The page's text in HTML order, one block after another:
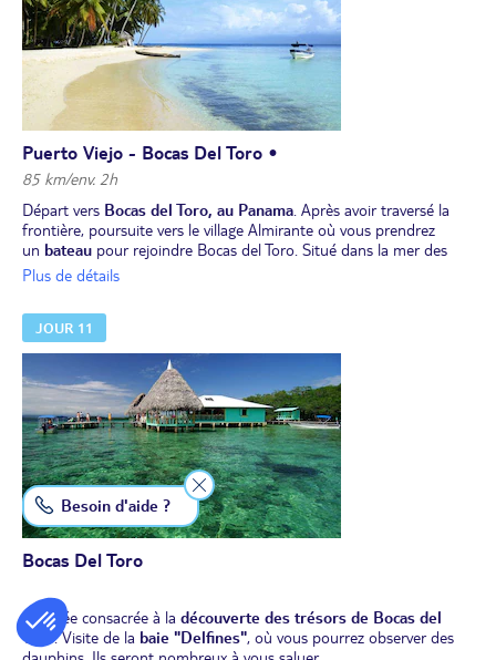
Puerto Viejo - Bocas Del Toro •
85 km/env. 2h
Départ vers Bocas del Toro, au Panama. Après avoir traversé la
frontière, poursuite vers le village Almirante où vous prendrez
un bateau pour rejoindre Bocas del Toro. Situé dans la mer des
Caraïbes à l’extrême nord-est du Panama, l’
sable répartis sur 400 km². Il est considéré comme l’
meilleures destinations d’écotourisme
Déjeuner.
L’après-midi, vous visiterez la magnifique
Playa Estrella
aux eaux cristallines qui se prête idéalement à la baignade. Elle doit
son nom aux nombreuses étoiles de mer à la couleur orangée que
l'on trouve partout sur le sable.
Installation pour 2 nuits à l’hôtel à Bocas del Toro.
Dîner et nuit.
Plus de détails
JOUR 11
Bocas Del Toro
Journée consacrée à la découverte des trésors de Bocas del
Toro. Visite de la baie "Delfines", où vous pourrez observer des
Besoin d'aide ?